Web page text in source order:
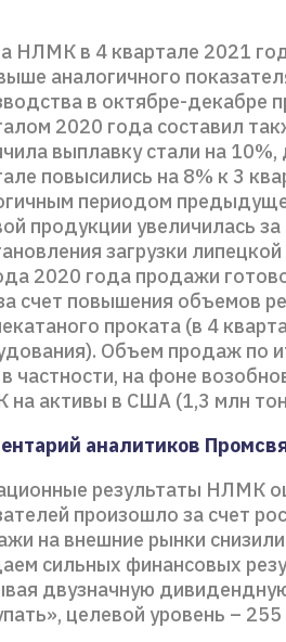
НЛМК в 4 квартале 2021
аналогичного
в октябре-декабре
2020 года составил
выплавку стали на
повысились на 8% к 3
периодом
продукции увеличилась
загрузки
2020 года продажи
счет повышения объемов
проката (в 4
Объем продаж по
частности, на фоне
активы в США (1,3 млн
аналитиков
результаты НЛМК
произошло за счет
на внешние рынки
сильных финансовых
двузначную
целевой уровень –